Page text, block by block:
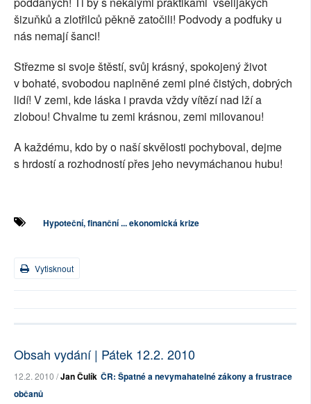
šizuňků a zlotřilců pěkně zatočili! Podvody a podfuky u
nás nemají šanci!
Střezme si svoje štěstí, svůj krásný, spokojený život
v bohaté, svobodou naplněné zemi plné čistých, dobrých
lidí! V zemi, kde láska i pravda vždy vítězí nad lží a
zlobou! Chvalme tu zemi krásnou, zemi milovanou!
A každému, kdo by o naší skvělosti pochyboval, dejme
s hrdostí a rozhodností přes jeho nevymáchanou hubu!
Hypoteční, finanční ... ekonomická krize
Vytisknout
Obsah vydání | Pátek 12.2. 2010
12.2. 2010 /Jan Čulík ČR: Špatné a nevymahatelné zákony a frustrace
občanů